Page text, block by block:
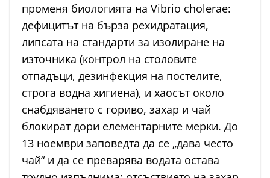
променя биологията на Vibrio cholerae:
дефицитът на бърза рехидратация,
липсата на стандарти за изолиране на
източника (контрол на столовите
отпадъци, дезинфекция на постелите,
строга водна хигиена), и хаосът около
снабдяването с гориво, захар и чай
блокират дори елементарните мерки. До
13 ноември заповедта да се „дава често
чай“ и да се преварява водата остава